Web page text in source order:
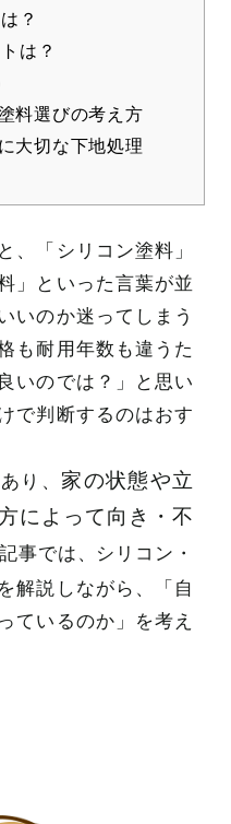
？
は？
料選びの考え方
大切な下地処理
、「シリコン塗料」
」といった言葉が並
いのか迷ってしまう
も耐用年数も違うた
いのでは？」と思い
で判断するのはおす
り、 家の状態や立
によって向き・不
事では、シリコン・
解説しながら、「自
ているのか」を考え